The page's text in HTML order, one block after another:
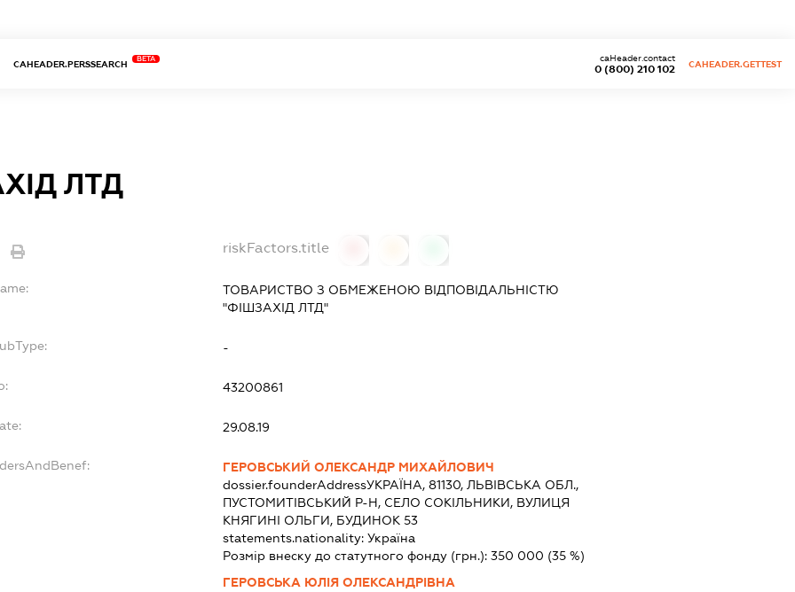
CAHEADER.PERSSEARCH
BETA
0 (800) 210 102
caHeader.contact
CAHEADER.GETTEST
ЛТД
riskFactors.title
ТОВАРИСТВО З ОБМЕЖЕНОЮ ВІДПОВІДАЛЬНІСТЮ
"ФІШЗАХІД ЛТД"
-
43200861
29.08.19
ГЕРОВСЬКИЙ ОЛЕКСАНДР МИХАЙЛОВИЧ
dossier.founderAddressУКРАЇНА, 81130, ЛЬВІВСЬКА ОБЛ.,
ПУСТОМИТІВСЬКИЙ Р-Н, СЕЛО СОКІЛЬНИКИ, ВУЛИЦЯ
КНЯГИНІ ОЛЬГИ, БУДИНОК 53
statements.nationality:Україна
Розмір внеску до статутного фонду (грн.):350 000 (35 %)
ГЕРОВСЬКА ЮЛІЯ ОЛЕКСАНДРІВНА